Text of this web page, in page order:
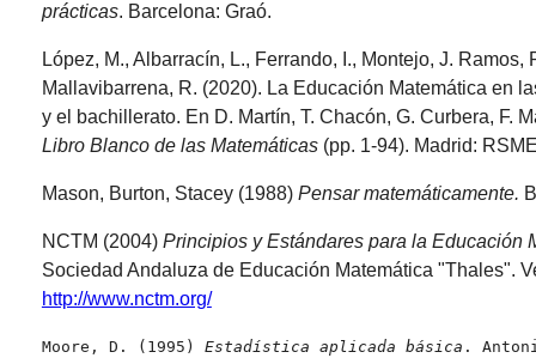
prácticas. Barcelona: Graó.
López, M., Albarracín, L., Ferrando, I., Montejo, J. Ramos,
Mallavibarrena, R. (2020). La Educación Matemática en
y el bachillerato. En D. Martín, T. Chacón, G. Curbera, F.
Libro Blanco de las Matemáticas(pp. 1-94). Madrid:
Mason, Burton, Stacey (1988) Pensar matemáticamente.
NCTM (2004) Principios y Estándares para la Educación
Sociedad Andaluza de Educación Matemática "Thales".
http://www.nctm.org/
Moore, D. (1995) Estadística aplicada básica .